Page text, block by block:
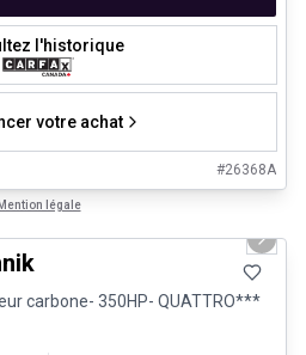
l'historique
votre achat
#26368A
Mention légale
Next
carbone- 350HP- QUATTRO***